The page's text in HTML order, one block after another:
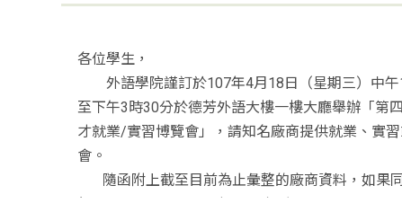
各位學生，
外語學院謹訂於107年4月18日（星期三）中午
至下午3時30分於德芳外語大樓一樓大廳舉辦「第
才就業/實習博覽會」，請知名廠商提供就業、 實
會。
隨函附上截至目前為止彙整的廠商資料，如果